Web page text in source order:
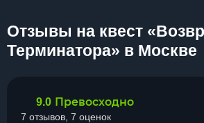
Отзывы на квест
Терминатора» в Москве
9.0 Превосходно
7 отзывов, 7 оценок